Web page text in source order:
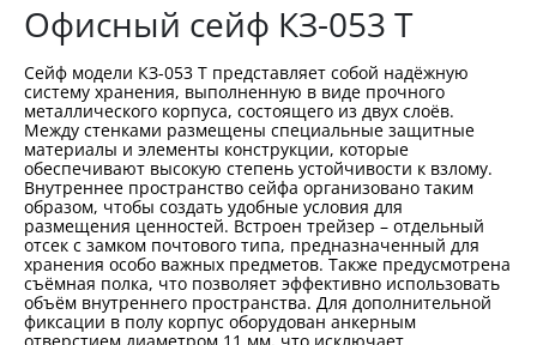
Офисный сейф КЗ-053 Т
Сейф модели КЗ-053 Т представляет собой надёжную
систему хранения, выполненную в виде прочного
металлического корпуса, состоящего из двух слоёв.
Между стенками размещены специальные защитные
материалы и элементы конструкции, которые
обеспечивают высокую степень устойчивости к взлому.
Внутреннее пространство сейфа организовано таким
образом, чтобы создать удобные условия для
размещения ценностей. Встроен трейзер – отдельный
отсек с замком почтового типа, предназначенный для
хранения особо важных предметов. Также предусмотрена
съёмная полка, что позволяет эффективно использовать
объём внутреннего пространства. Для дополнительной
фиксации в полу корпус оборудован анкерным